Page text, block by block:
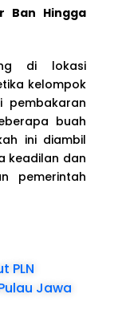
Ban Hingga
di lokasi
kelompok
pembakaran
buah
ini diambil
keadilan dan
pemerintah
PLN
Jawa